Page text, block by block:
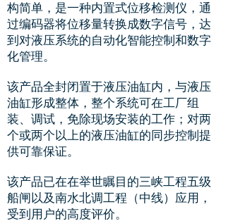
构简单，是一种内置式位移检测仪，通
过编码器将位移量转换成数字信号，达
到对液压系统的自动化智能控制和数字
化管理。
该产品全封闭置于液压油缸内，与液压
油缸形成整体，整个系统可在工厂组
装、调试，免除现场安装的工作；对两
个或两个以上的液压油缸的同步控制提
供可靠保证。
该产品已在在举世瞩目的三峡工程五级
船闸以及南水北调工程（中线）应用，
受到用户的高度评价。